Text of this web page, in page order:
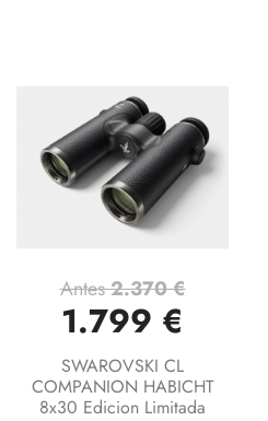
Antes2.370 €
1.799 €
SWAROVSKI CL
COMPANION HABICHT
8x30 Edicion Limitada